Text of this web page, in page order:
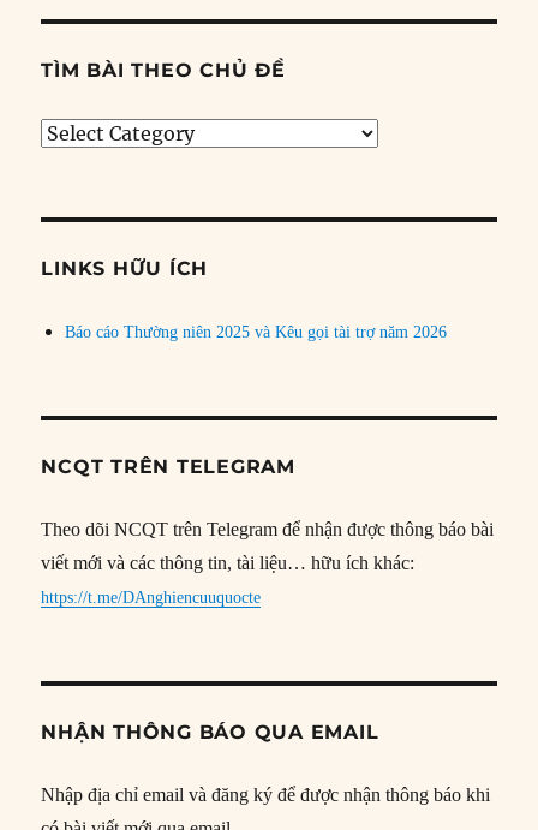
TÌM BÀI THEO CHỦ ĐỀ
Tìm
đề
LINKS HỮU ÍCH
Báo cáo Thường niên 2025 và Kêu gọi tài trợ năm 2026
NCQT TRÊN TELEGRAM
Theo dõi NCQT trên Telegram để nhận được thông báo bài
viết mới và các thông tin, tài liệu… hữu ích khác:
https://t.me/DAnghiencuuquocte
NHẬN THÔNG BÁO QUA EMAIL
Nhập địa chỉ email và đăng ký để được nhận thông báo khi